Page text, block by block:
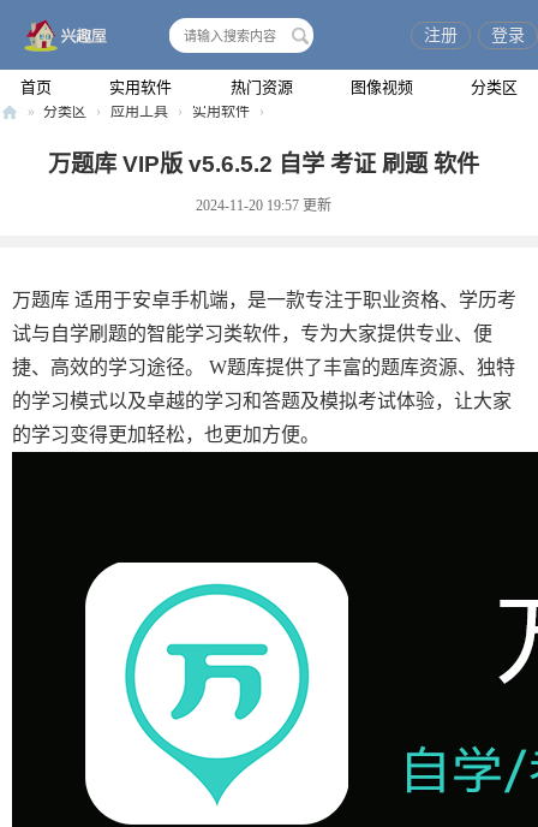
首页 实用软件 热门资源 图像视频 分类区
注册 登录
» 分类区 › 应用工具 › 实用软件 ›
万题库 VIP版 v5.6.5.2 自学 考证 刷题 软件
2024-11-20 19:57 更新
万题库 适用于安卓手机端，是一款专注于职业资格、学历考
试与自学刷题的智能学习类软件，专为大家提供专业、便
捷、高效的学习途径。 W题库提供了丰富的题库资源、独特
的学习模式以及卓越的学习和答题及模拟考试体验，让大家
的学习变得更加轻松，也更加方便。